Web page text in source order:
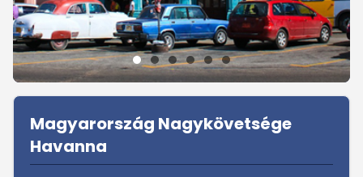
Sidebar
Magyarország Nagykövetsége
Havanna